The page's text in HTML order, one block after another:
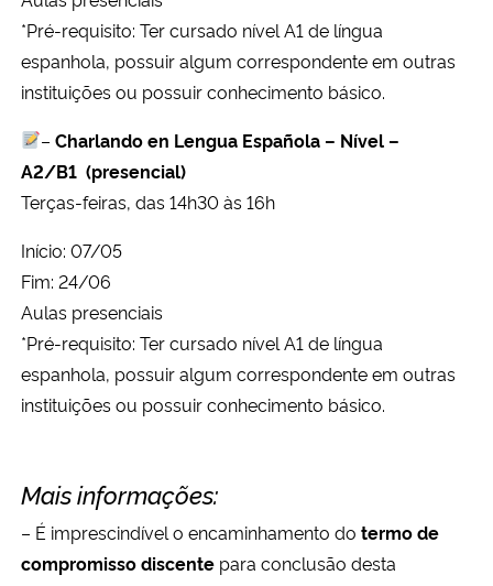
Banco Central do Brasil
Planalto
*Pré-requisito: Ter cursado nível A1 de língua
espanhola, possuir algum correspondente em outras
instituições ou possuir conhecimento básico.
–Charlando en Lengua Española – Nível –
A2/B1 (presencial)
Terças-feiras, das 14h30 às 16h
Início: 07/05
Fim: 24/06
Aulas presenciais
*Pré-requisito: Ter cursado nível A1 de língua
espanhola, possuir algum correspondente em outras
instituições ou possuir conhecimento básico.
Mais informações:
– É imprescindível o encaminhamento do termo de
compromisso discente para conclusão desta